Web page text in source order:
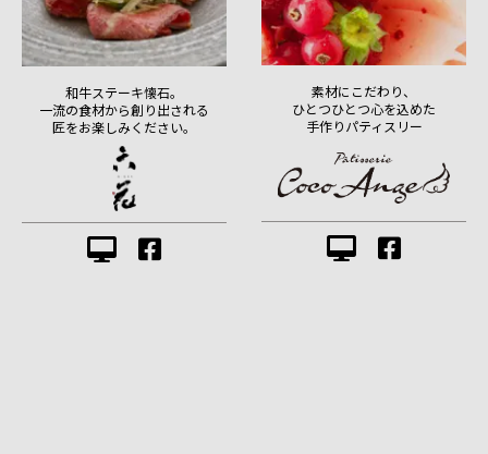
和牛ステーキ懐石。
一流の食材から創り出される
匠をお楽しみください。
素材にこだわり、
ひとつひとつ心を込めた
手作りパティスリー